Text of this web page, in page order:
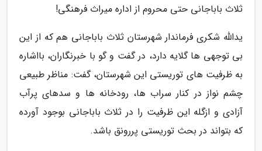
ثلاث باباجانی حتی محروم از اداره میراث فرهنگی!
یدالله شکری فرماندار شهرستان ثلاث باباجانی هم که از این
بی توجهی ها گلایه دارد، در گفت و گو با خبرنگاران، بااشاره
به ظرفیت های توریستی این شهرستان، گفت: مناظر طبیعی
چشم نواز در کنار سراب ها، رودخانه ها و سدهای پرآب
آزادی و ازگله این ظرفیت را در ثلاث باباجانی بوجود آورده
که بتواند در بحث توریستی پررونق باشد.